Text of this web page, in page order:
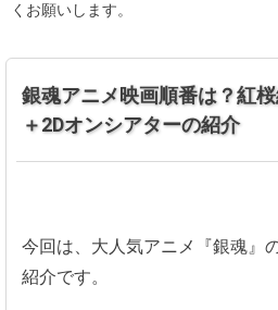
くお願いします。
銀魂アニメ映画順番は？紅
＋2Dオンシアターの紹介
今回は、大人気アニメ『銀魂』
紹介です。